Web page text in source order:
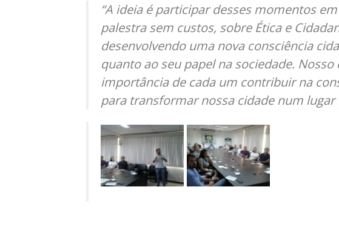
“A ideia é participar desses momentos
palestra sem custos, sobre Ética e
desenvolvendo uma nova consciência
quanto ao seu papel na sociedade.
importância de cada um contribuir na
para transformar nossa cidade num